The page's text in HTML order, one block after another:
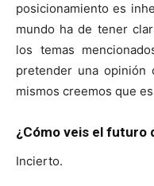
posicionamiento es
mundo ha de tener
los temas
pretender una opinión
mismos creemos que
¿Cómo veis el futuro
Incierto.